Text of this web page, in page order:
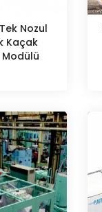
Nozul
Kaçak